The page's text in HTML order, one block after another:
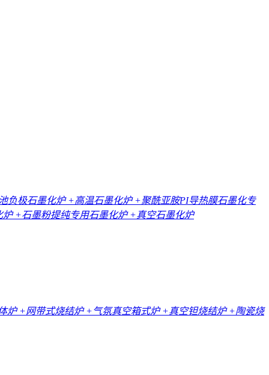
负极石墨化炉+高温石墨化炉+聚酰亚胺PI导热膜石墨化专
炉+石墨粉提纯专用石墨化炉+真空石墨化炉
炉+网带式烧结炉+气氛真空箱式炉+真空钽烧结炉+陶瓷烧